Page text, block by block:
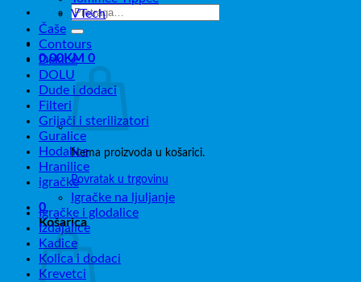
Pretraži:
0,00KM 0
Nema proizvoda u košarici.
Povratak u trgovinu
0
Košarica
VTech
Čaše
Contours
Dekice
DOLU
Dude i dodaci
Filteri
Grijači i sterilizatori
Guralice
Hodalice
Hranilice
igračke
Igračke na ljuljanje
Igračke i glodalice
Izdajalice
Kadice
Kolica i dodaci
Krevetci